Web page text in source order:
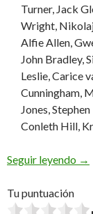
Turner, Jack
Wright, Nikolaj
Alfie Allen,
John Bradley,
Leslie, Carice
Cunningham,
Jones,
Conleth Hill,
Seguir leyendo →
Tu puntuación